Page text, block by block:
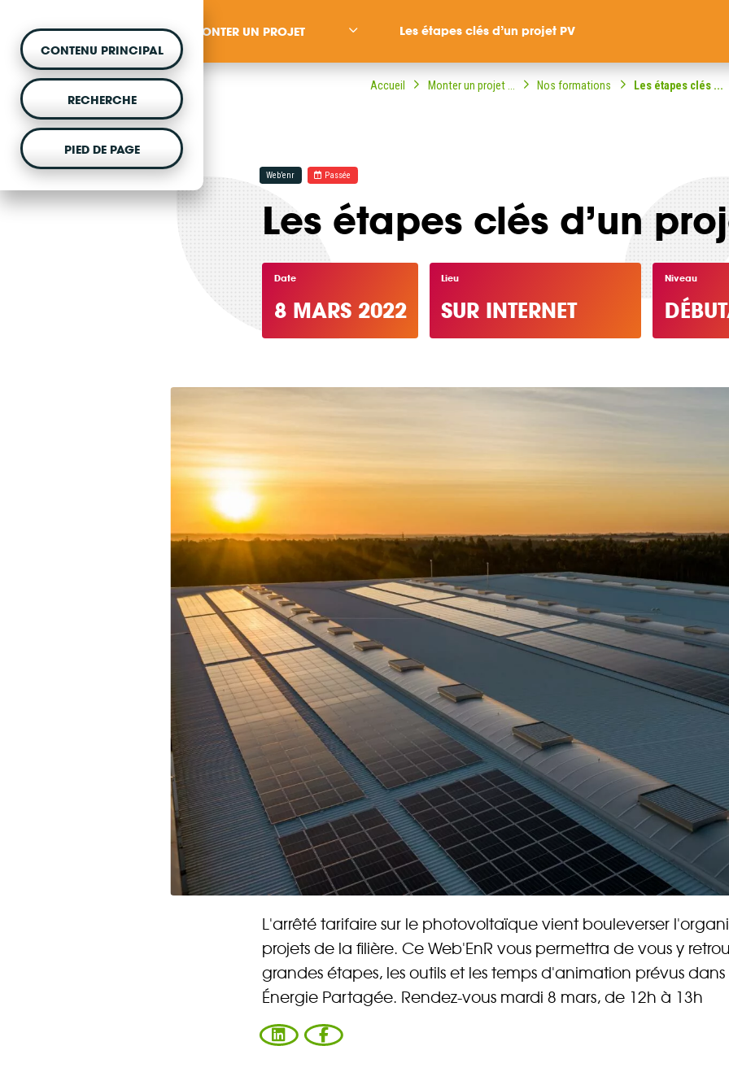
CONTENU PRINCIPAL
RECHERCHE
PIED DE PAGE
MONTER UN PROJET
Vous souhaitez être accompagné dans votre
projet d'énergie renouvelable citoyenne ?
DÉCOUVRIR
Énergie Partagée accompagne les initiatives
de production d'énergie renouvelable qui
associent les habitants et acteurs de leur
territoire.
Chaque mois,
l'énergie
MONTER UN PROJET Les étapes clés d’un projet PV
Accueil Monter un projet ... Nos formations Les étapes clés ...
Web’enr Passée
Les étapes clés d’un
Date
8 MARS 2022
Lieu
SUR INTERNET
Niveau
L'arrêté tarifaire sur le photovoltaïque vient bouleverser
projets de la filière. Ce Web'EnR vous permettra de vous y
grandes étapes, les outils et les temps d'animation prévus dans
Énergie Partagée. Rendez-vous mardi 8 mars, de 12h à 13h
Vous entrez sur notre plateforme de souscription CoopHub